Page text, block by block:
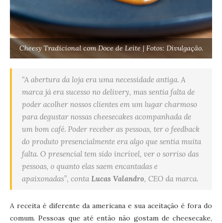
Cheesy Tradicional com Doce de Leite | Fotos: Divulgação.
“A abertura da loja era uma necessidade antiga. A
marca já era sucesso no delivery, mas sentia falta de
poder acolher nossos clientes em um lugar charmoso
para degustar nossas cheesecakes acompanhada de
um bom café. Poder receber as pessoas, ter o feedback
do produto presencialmente era algo que sentia muita
falta. O presencial tem sido incrível, ver o sorriso das
pessoas, o quanto elas saem encantadas e
apaixonadas”, conta Lucas Valandro, CEO da marca.
A receita é diferente da americana e sua aceitação é fora do
comum. Pessoas que até então não gostam de cheesecake,